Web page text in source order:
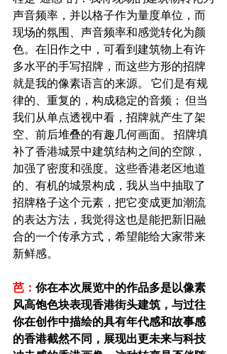
声音频率，并以格子作为量度单位，而
现场的氛围、声音频率和感觉转化为颜
色。在旧作之中，可看到建筑物上有许
多水平的手写招牌，而这些方形的招牌
就是我的像素语言的来源。 它们是有规
律的、重复的，构成稳定的音频； 但当
我们从单点透视中看，招牌就产生了架
空、前后堆叠的有趣几何画面。 招牌填
补了香港城景中建筑结构之间的空隙，
加强了密度和强度。这些香港老区地道
的、有机的城景构成，我从当中抽取了
招牌格子这个元素，把它变成更加潮流
的表达方法，我觉得这也是能把新旧融
合的一个传承方式，希望能给大家带来
新鲜感。
芭： 你在本次展览中的作品多是以像素
风高饱色块表现香港街头建筑，与过往
你在创作中描绘的具有年代感和故事感
的香港截然不同，展现出更未来与科技